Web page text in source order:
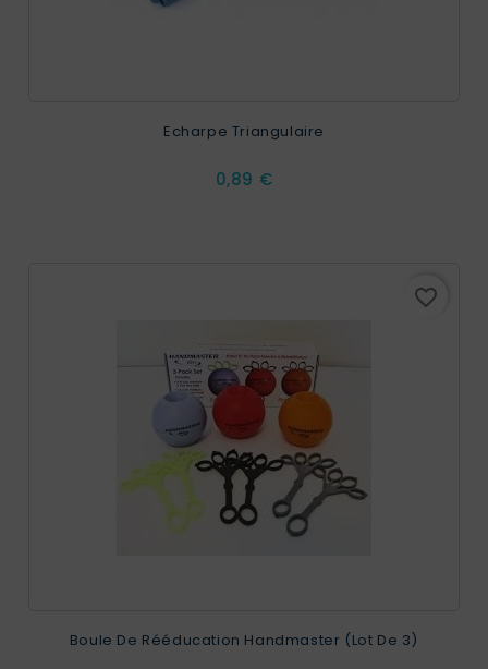
Echarpe Triangulaire
Prix
0,89 €
favorite_border
Boule De Rééducation Handmaster (Lot De 3)